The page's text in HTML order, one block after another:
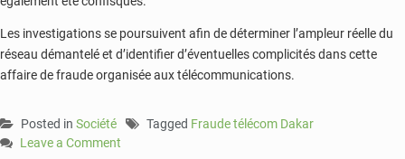
Les investigations se poursuivent afin de déterminer l’ampleur réelle du
réseau démantelé et d’identifier d’éventuelles complicités dans cette
affaire de fraude organisée aux télécommunications.
Posted in Société Tagged Fraude télécom Dakar
Leave a Comment